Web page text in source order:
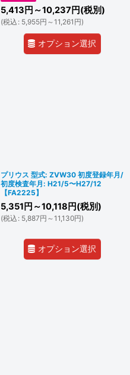
5,413 円 ～10,237 円(税別)
(税込 : 5,955円 ～11,261 円)
オプション選択
プリウス 型式: ZVW30 初度登録年月/
初度検査年月: H21/5〜H27/12
【FA2225】
5,351 円 ～10,118 円(税別)
(税込 : 5,887円 ～11,130円)
オプション選択